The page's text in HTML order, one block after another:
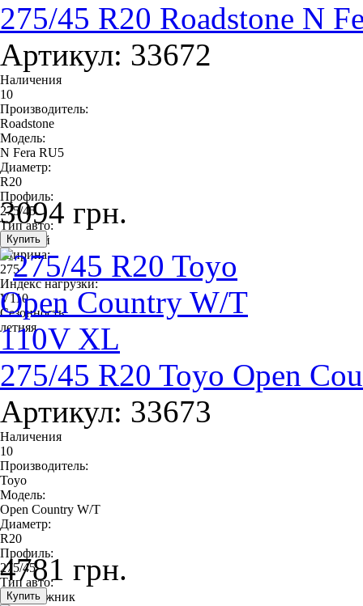
275/45 R20 Roadstone N
Артикул: 33672
Наличения
10
Производитель:
Roadstone
Модель:
N Fera RU5
Диаметр:
R20
Профиль:
275/45
Тип авто:
легковой
Ширина:
275
Индекс нагрузки:
V110
Сезонность:
летняя
3094 грн.
275/45 R20 Toyo Open
Артикул: 33673
Наличения
10
Производитель:
Toyo
Модель:
Open Country W/T
Диаметр:
R20
Профиль:
275/45
Тип авто:
внедорожник
4781 грн.